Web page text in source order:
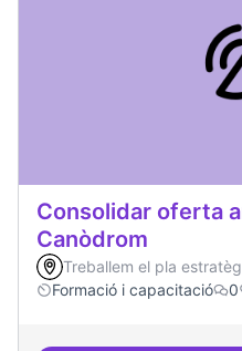
Consolidar oferta
Canòdrom
Treballem el pla
Formació i capacitació
0